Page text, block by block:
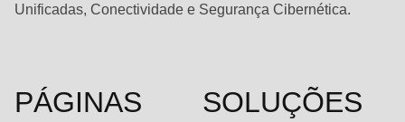
Unificadas, Conectividade e Segurança Cibernética.
PÁGINAS SOLUÇÕES